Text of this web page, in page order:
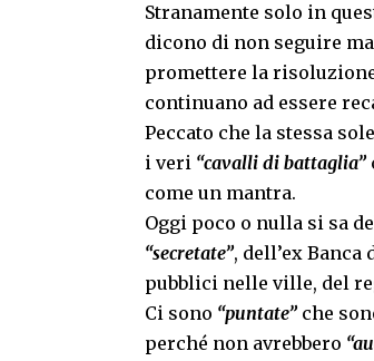
Stranamente solo in
dicono di non seguire
promettere la
continuano ad essere
Peccato che la stessa
i veri “cavalli di battaglia”
come un mantra.
Oggi poco o nulla si sa
“secretate”, dell’ex
pubblici nelle ville, del
Ci sono “puntate” che
perché non avrebbero